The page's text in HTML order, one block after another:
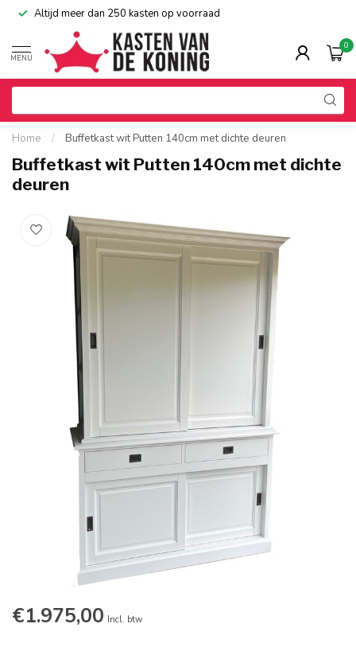
Altijd meer dan 250 kasten op voorraad
MENU
0
Home / Buffetkast wit Putten 140cm met dichte deuren
Buffetkast wit Putten 140cm met dichte
deuren
€1.975,00 Incl. btw